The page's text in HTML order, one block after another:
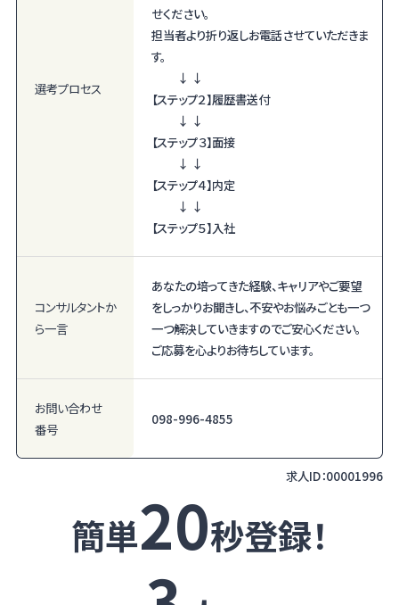
選考プロセス
せください。
担当者より折り返しお電話させていただきま
す。
↓ ↓
【ステップ２】履歴書送付
↓ ↓
【ステップ３】面接
↓ ↓
【ステップ４】内定
↓ ↓
【ステップ５】入社
コンサルタントか
ら一言
あなたの培ってきた経験、キャリアやご要望
をしっかりお聞きし、不安やお悩みごとも一つ
一つ解決していきますのでご安心ください。
ご応募を心よりお待ちしています。
お問い合わせ
番号
098-996-4855
求人ID：00001996
簡単20秒登録！